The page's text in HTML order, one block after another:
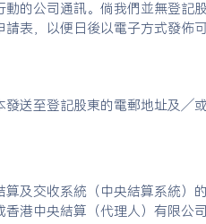
的公司通訊。倘我們並無登
表，以便日後以電子方式發
送至登記股東的電郵地址及╱
及交收系統（中央結算系統）
港中央結算（代理人）有限公